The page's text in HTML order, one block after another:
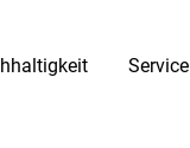
Service